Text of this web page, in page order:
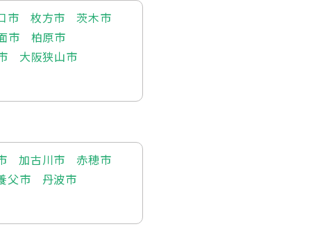
市 枚方市
茨木市
市
柏原市
大阪狭山市
加古川市
赤穂市
父市
丹波市